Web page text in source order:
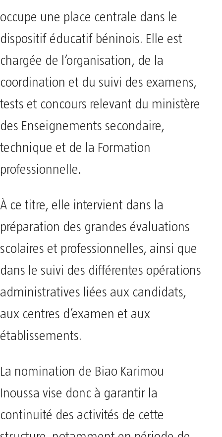
occupe une place centrale dans le
dispositif éducatif béninois. Elle est
chargée de l’organisation, de la
coordination et du suivi des examens,
tests et concours relevant du ministère
des Enseignements secondaire,
technique et de la Formation
professionnelle.
À ce titre, elle intervient dans la
préparation des grandes évaluations
scolaires et professionnelles, ainsi que
dans le suivi des différentes opérations
administratives liées aux candidats,
aux centres d’examen et aux
établissements.
La nomination de Biao Karimou
Inoussa vise donc à garantir la
continuité des activités de cette